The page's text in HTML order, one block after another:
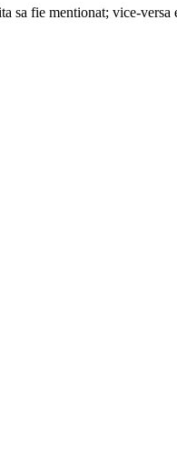
sa fie mentionat; vice-